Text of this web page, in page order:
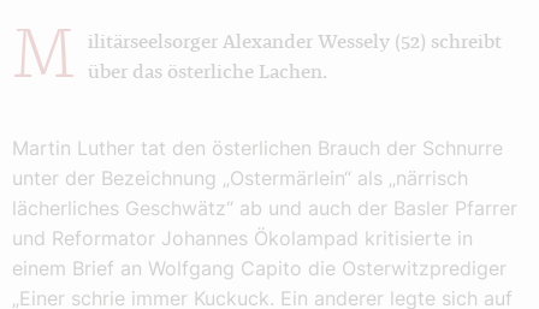
M
ilitärseelsorger Alexander Wessely (52) schreibt
über das österliche Lachen.
Martin Luther tat den österlichen Brauch der Schnurre
unter der Bezeichnung „Ostermärlein“ als „närrisch
lächerliches Geschwätz“ ab und auch der Basler Pfarrer
und Reformator Johannes Ökolampad kritisierte in
einem Brief an Wolfgang Capito die Osterwitzprediger
„Einer schrie immer Kuckuck. Ein anderer legte sich auf